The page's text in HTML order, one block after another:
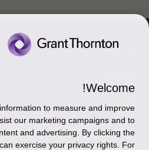
צור קשר
כניסה לעובדים - דוא"ל
כניסה לעובדים - דוחות עבודה
אודותינו
זיכרון והנצחה
תקנון
מדיניות הפרטיות
עקבו אחרינו ברשתות
Welcome!
to measure and improve
our marketing campaigns and to
and advertising. By clicking the
exercise your privacy rights. For